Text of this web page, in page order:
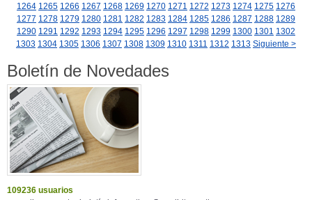
1264 1265 1266 1267 1268 1269 1270 1271 1272 1273 1274 1275 1276
1277 1278 1279 1280 1281 1282 1283 1284 1285 1286 1287 1288 1289
1290 1291 1292 1293 1294 1295 1296 1297 1298 1299 1300 1301 1302
1303 1304 1305 1306 1307 1308 1309 1310 1311 1312 1313 Siguiente >
Boletín de Novedades
109236 usuarios